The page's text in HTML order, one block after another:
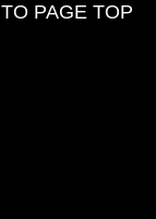
TO PAGE TOP